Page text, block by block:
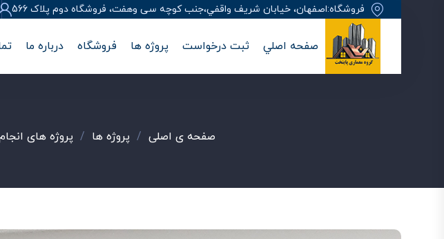
فروشگاه:اصفهان، خيابان شريف واقفي،جنب کوچه سی وهفت، فروشگاه دوم پلاک 566
صفحه اصلي ثبت درخواست پروژه ها فروشگاه درباره ما
صفحه ی اصلی / پروژه ها / پروژه های